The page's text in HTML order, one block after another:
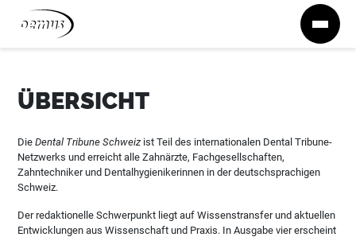
Zum Inhalt springen
ÜBERSICHT
DieDental Tribune Schweiz ist Teil des internationalen Dental Tribune-
Netzwerks und erreicht alle Zahnärzte, Fachgesellschaften,
Zahntechniker und Dentalhygienikerinnen in der deutschsprachigen
Schweiz.
Der redaktionelle Schwerpunkt liegt auf Wissenstransfer und aktuellen
Entwicklungen aus Wissenschaft und Praxis. In Ausgabe vier erscheint